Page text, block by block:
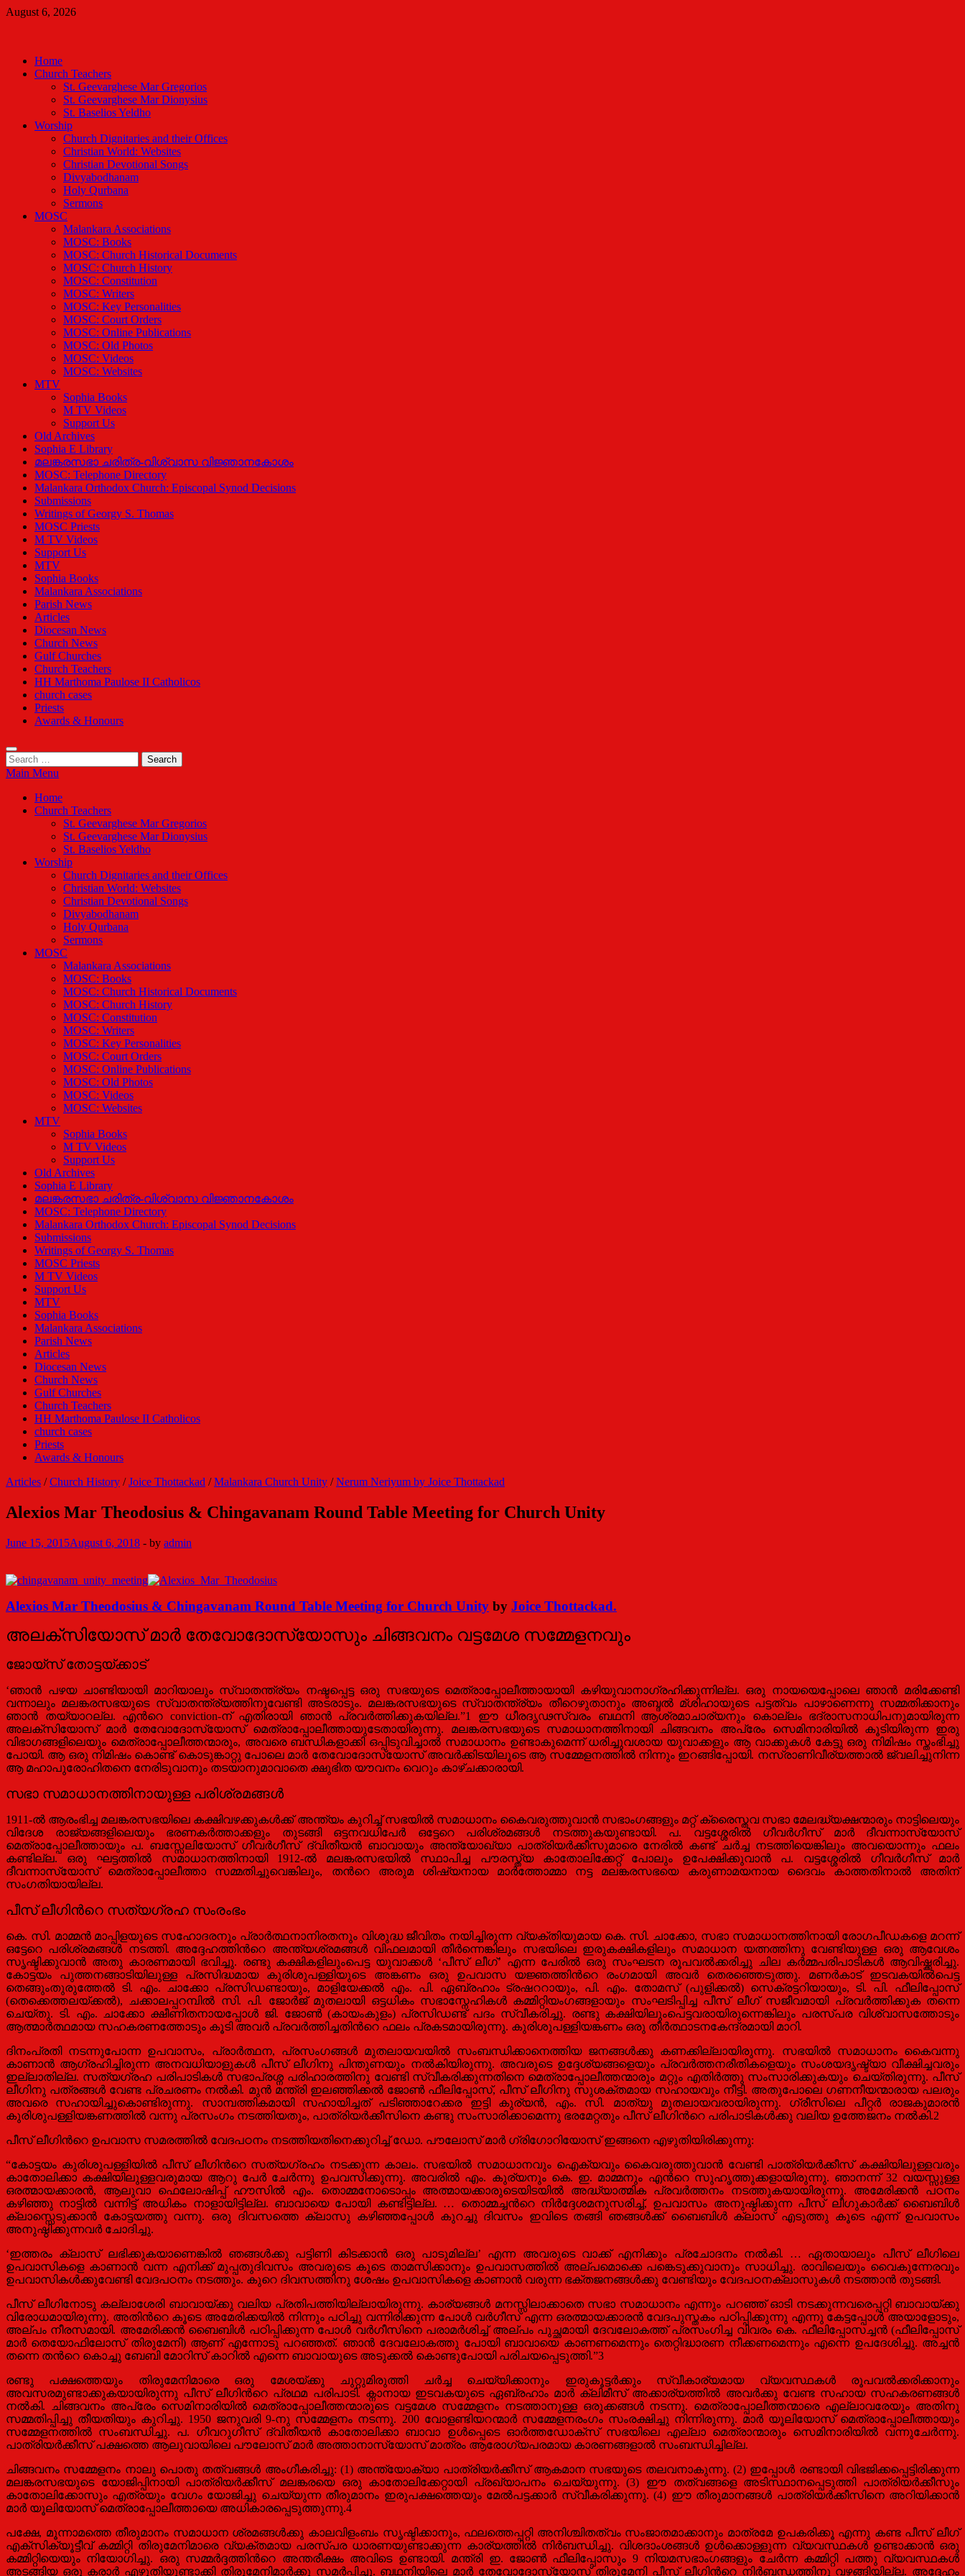
Skip
August 6, 2026
Home
Church Teachers
St. Geevarghese Mar Gregorios
St. Geevarghese Mar Dionysius
St. Baselios Yeldho
Worship
Church Dignitaries and their Offices
Christian World: Websites
Christian Devotional Songs
Divyabodhanam
Holy Qurbana
Sermons
MOSC
Malankara Associations
MOSC: Books
MOSC: Church Historical Documents
MOSC: Church History
MOSC: Constitution
MOSC: Writers
MOSC: Key Personalities
MOSC: Court Orders
MOSC: Online Publications
MOSC: Old Photos
MOSC: Videos
MOSC: Websites
MTV
Sophia Books
M TV Videos
Support Us
Old Archives
Sophia E Library
മലങ്കരസഭാ ചരിത്ര-വിശ്വാസ വിജ്ഞാനകോശം
MOSC: Telephone Directory
Malankara Orthodox Church: Episcopal Synod Decisions
Submissions
Writings of Georgy S. Thomas
MOSC Priests
M TV Videos
Support Us
MTV
Sophia Books
Malankara Associations
Parish News
Articles
Diocesan News
Church News
Gulf Churches
Church Teachers
HH Marthoma Paulose II Catholicos
church cases
Priests
Awards & Honours
Search
for:
Main Menu
Home
Church Teachers
St. Geevarghese Mar Gregorios
St. Geevarghese Mar Dionysius
St. Baselios Yeldho
Worship
Church Dignitaries and their Offices
Christian World: Websites
Christian Devotional Songs
Divyabodhanam
Holy Qurbana
Sermons
MOSC
Malankara Associations
MOSC: Books
MOSC: Church Historical Documents
MOSC: Church History
MOSC: Constitution
MOSC: Writers
MOSC: Key Personalities
MOSC: Court Orders
MOSC: Online Publications
MOSC: Old Photos
MOSC: Videos
MOSC: Websites
MTV
Sophia Books
M TV Videos
Support Us
Old Archives
Sophia E Library
മലങ്കരസഭാ ചരിത്ര-വിശ്വാസ വിജ്ഞാനകോശം
MOSC: Telephone Directory
Malankara Orthodox Church: Episcopal Synod Decisions
Submissions
Writings of Georgy S. Thomas
MOSC Priests
M TV Videos
Support Us
MTV
Sophia Books
Malankara Associations
Parish News
Articles
Diocesan News
Church News
Gulf Churches
Church Teachers
HH Marthoma Paulose II Catholicos
church cases
Priests
Awards & Honours
Articles /Church History /Joice Thottackad /Malankara Church Unity /Nerum Neriyum by Joice Thottackad
Alexios Mar Theodosius & Chingavanam Round Table Meeting for Church Unity
June 15, 2015August 6, 2018 - by admin
Alexios Mar Theodosius & Chingavanam Round Table Meeting for Church Unity by Joice Thottackad.
അലക്സിയോസ് മാര്‍ തേവോദോസ്യോസും ചിങ്ങവനം വട്ടമേശ സമ്മേളനവും
ജോയ്സ് തോട്ടയ്ക്കാട്
‘ഞാന്‍ പഴയ ചാണ്ടിയായി മാറിയാലും സ്വാതന്ത്ര്യം നഷ്ടപ്പെട്ട ഒരു സഭയുടെ മെത്രാപ്പോലീത്തായായി കഴിയുവാനാഗ്രഹിക്കുന്നില്ല. ഒരു നായയെപ്പോലെ ഞാന്‍ മരിക്കേണ്ടി
വന്നാലും മലങ്കരസഭയുടെ സ്വാതന്ത്ര്യത്തിനുവേണ്ടി അടരാടും. മലങ്കരസഭയുടെ സ്വാതന്ത്ര്യം തീറെഴുതാനും അബ്ദല്‍ മ്ശിഹായുടെ പട്ടത്വം പാഴാണെന്നു സമ്മതിക്കാനും
ഞാന്‍ തയ്യാറല്ല. എന്‍റെ conviction-ന് എതിരായി ഞാന്‍ പ്രവര്‍ത്തിക്കുകയില്ല.”1 ഈ ധീരദൃഢസ്വരം ബഥനി ആശ്രമാചാര്യനും കൊല്ലം ഭദ്രാസനാധിപനുമായിരുന്ന
അലക്സിയോസ് മാര്‍ തേവോദോസ്യോസ് മെത്രാപ്പോലീത്തായുടേതായിരുന്നു. മലങ്കരസഭയുടെ സമാധാനത്തിനായി ചിങ്ങവനം അപ്രേം സെമിനാരിയില്‍ കൂടിയിരുന്ന ഇരു
വിഭാഗങ്ങളിലെയും മെത്രാപ്പോലീത്തന്മാരും, അവരെ ബന്ധികളാക്കി ഒപ്പിടുവിച്ചാല്‍ സമാധാനം ഉണ്ടാകുമെന്ന് ധരിച്ചുവശായ യുവാക്കളും ആ വാക്കുകള്‍ കേട്ടു ഒരു നിമിഷം സ്തംഭിച്ചു
പോയി. ആ ഒരു നിമിഷം കൊണ്ട് കൊടുങ്കാറ്റു പോലെ മാര്‍ തേവോദോസ്യോസ് അവര്‍ക്കിടയിലൂടെ ആ സമ്മേളനത്തില്‍ നിന്നും ഇറങ്ങിപ്പോയി. നസ്രാണിവീര്യത്താല്‍ ജ്വലിച്ചുനിന്ന
ആ മഹാപുരോഹിതനെ നേരിടുവാനും തടയാനുമാവാതെ ക്ഷുഭിത യൗവനം വെറും കാഴ്ചക്കാരായി.
സഭാ സമാധാനത്തിനായുള്ള പരിശ്രമങ്ങള്‍
1911-ല്‍ ആരംഭിച്ച മലങ്കരസഭയിലെ കക്ഷിവഴക്കുകള്‍ക്ക് അന്ത്യം കുറിച്ച് സഭയില്‍ സമാധാനം കൈവരുത്തുവാന്‍ സഭാംഗങ്ങളും മറ്റ് ക്രൈസ്തവ സഭാ മേലദ്ധ്യക്ഷന്മാരും നാട്ടിലെയും
വിദേശ രാജ്യങ്ങളിലെയും ഭരണകര്‍ത്താക്കളും തുടങ്ങി ഒട്ടനവധിപേര്‍ ഒട്ടേറെ പരിശ്രമങ്ങള്‍ നടത്തുകയുണ്ടായി. പ. വട്ടശ്ശേരില്‍ ഗീവര്‍ഗീസ് മാര്‍ ദീവന്നാസ്യോസ്
മെത്രാപ്പോലീത്തായും പ. ബസ്സേലിയോസ് ഗീവര്‍ഗീസ് ദ്വിതീയന്‍ ബാവായും അന്ത്യോഖ്യാ പാത്രിയര്‍ക്കീസുമാരെ നേരില്‍ കണ്ട് ചര്‍ച്ച നടത്തിയെങ്കിലും അവയൊന്നും ഫലം
കണ്ടില്ല. ഒരു ഘട്ടത്തില്‍ സമാധാനത്തിനായി 1912-ല്‍ മലങ്കരസഭയില്‍ സ്ഥാപിച്ച പൗരസ്ത്യ കാതോലിക്കേറ്റ് പോലും ഉപേക്ഷിക്കുവാന്‍ പ. വട്ടശ്ശേരില്‍ ഗീവര്‍ഗീസ് മാര്‍
ദീവന്നാസ്യോസ് മെത്രാപ്പോലീത്താ സമ്മതിച്ചുവെങ്കിലും, തന്‍റെ അരുമ ശിഷ്യനായ മാര്‍ത്തോമ്മാ നട്ട മലങ്കരസഭയെ കരുണാമയനായ ദൈവം കാത്തതിനാല്‍ അതിന്
സംഗതിയായില്ല.
പീസ് ലീഗിന്‍റെ സത്യഗ്രഹ സംരംഭം
കെ. സി. മാമ്മന്‍ മാപ്പിളയുടെ സഹോദരനും പ്രാര്‍ത്ഥനാനിരതനും വിശുദ്ധ ജീവിതം നയിച്ചിരുന്ന വ്യക്തിയുമായ കെ. സി. ചാക്കോ, സഭാ സമാധാനത്തിനായി രോഗപീഡകളെ മറന്ന്
ഒട്ടേറെ പരിശ്രമങ്ങള്‍ നടത്തി. അദ്ദേഹത്തിന്‍റെ അന്ത്യശ്രമങ്ങള്‍ വിഫലമായി തീര്‍ന്നെങ്കിലും സഭയിലെ ഇരുകക്ഷികളിലും സമാധാന യത്നത്തിനു വേണ്ടിയുള്ള ഒരു ആവേശം
സൃഷ്ടിക്കുവാന്‍ അതു കാരണമായി ഭവിച്ചു. രണ്ടു കക്ഷികളിലുംപെട്ട യുവാക്കള്‍ ‘പീസ് ലീഗ്’ എന്ന പേരില്‍ ഒരു സംഘടന രൂപവല്‍ക്കരിച്ചു ചില കര്‍മ്മപരിപാടികള്‍ ആവിഷ്ക്കരിച്ചു.
കോട്ടയം പുത്തനങ്ങാടിയിലുള്ള പ്രസിദ്ധമായ കുരിശുപള്ളിയുടെ അങ്കണം ഒരു ഉപവാസ യജ്ഞത്തിന്‍റെ രംഗമായി അവര്‍ തെരഞ്ഞെടുത്തു. മണര്‍കാട് ഇടവകയില്‍പെട്ട
തെങ്ങുംതുരുത്തേല്‍ ടി. എം. ചാക്കോ പ്രസിഡണ്ടായും, മാളിയേക്കല്‍ എം. പി. ഏബ്രഹാം ട്രഷററായും, പി. എം. തോമസ് (പുളിക്കല്‍) സെക്രട്ടറിയായും, ടി. പി. ഫീലിപ്പോസ്
(തെക്കെത്തലയ്ക്കല്‍), ചക്കാലപ്പറമ്പില്‍ സി. പി. ജോര്‍ജ് മുതലായി ഒട്ടധികം സഭാസ്നേഹികള്‍ കമ്മിറ്റിയംഗങ്ങളായും സംഘടിപ്പിച്ച പീസ് ലീഗ് സജീവമായി പ്രവര്‍ത്തിക്കുക തന്നെ
ചെയ്തു. ടി. എം. ചാക്കോ ക്ഷീണിതനായപ്പോള്‍ ജി. ജോണ്‍ (കായംകുളം) പ്രസിഡണ്ട് പദം സ്വീകരിച്ചു. രണ്ടു കക്ഷിയിലുംപെട്ടവരായിരുന്നെങ്കിലും പരസ്പര വിശ്വാസത്തോടും
ആത്മാര്‍ത്ഥമായ സഹകരണത്തോടും കൂടി അവര്‍ പ്രവര്‍ത്തിച്ചതിന്‍റെ ഫലം പ്രകടമായിരുന്നു. കുരിശുപള്ളിയങ്കണം ഒരു തീര്‍ത്ഥാടനകേന്ദ്രമായി മാറി.
ദിനംപ്രതി നടന്നുപോന്ന ഉപവാസം, പ്രാര്‍ത്ഥന, പ്രസംഗങ്ങള്‍ മുതലായവയില്‍ സംബന്ധിക്കാനെത്തിയ ജനങ്ങള്‍ക്കു കണക്കില്ലായിരുന്നു. സഭയില്‍ സമാധാനം കൈവന്നു
കാണാന്‍ ആഗ്രഹിച്ചിരുന്ന അനവധിയാളുകള്‍ പീസ് ലീഗിനു പിന്തുണയും നല്‍കിയിരുന്നു. അവരുടെ ഉദ്ദേശ്യങ്ങളെയും പ്രവര്‍ത്തനരീതികളെയും സംശയദൃഷ്ട്യാ വീക്ഷിച്ചവരും
ഇല്ലാതില്ല. സത്യഗ്രഹ പരിപാടികള്‍ സഭാപ്രശ്ന പരിഹാരത്തിനു വേണ്ടി സ്വീകരിക്കുന്നതിനെ മെത്രാപ്പോലീത്തന്മാരും മറ്റും എതിര്‍ത്തു സംസാരിക്കുകയും ചെയ്തിരുന്നു. പീസ്
ലീഗിനു പത്രങ്ങള്‍ വേണ്ട പ്രചരണം നല്‍കി. മുന്‍ മന്ത്രി ഇലഞ്ഞിക്കല്‍ ജോണ്‍ ഫീലിപ്പോസ്, പീസ് ലീഗിനു സുശക്തമായ സഹായവും നീട്ടി. അതുപോലെ ഗണനീയന്മാരായ പലരും
അവരെ സഹായിച്ചുകൊണ്ടിരുന്നു. സാമ്പത്തികമായി സഹായിച്ചത് പടിഞ്ഞാറേക്കര ഇട്ടി കുര്യന്‍, എം. സി. മാത്യു മുതലായവരായിരുന്നു. ഗ്രീസിലെ പീറ്റര്‍ രാജകുമാരന്‍
കുരിശുപള്ളിയങ്കണത്തില്‍ വന്നു പ്രസംഗം നടത്തിയതും, പാത്രിയര്‍ക്കീസിനെ കണ്ടു സംസാരിക്കാമെന്നു ഭരമേറ്റതും പീസ് ലീഗിന്‍റെ പരിപാടികള്‍ക്കു വലിയ ഉത്തേജനം നല്‍കി.2
പീസ് ലീഗിന്‍റെ ഉപവാസ സമരത്തില്‍ വേദപഠനം നടത്തിയതിനെക്കുറിച്ച് ഡോ. പൗലോസ് മാര്‍ ഗ്രിഗോറിയോസ് ഇങ്ങനെ എഴുതിയിരിക്കുന്നു:
“കോട്ടയം കുരിശുപള്ളിയില്‍ പീസ് ലീഗിന്‍റെ സത്യഗ്രഹം നടക്കുന്ന കാലം. സഭയില്‍ സമാധാനവും ഐക്യവും കൈവരുത്തുവാന്‍ വേണ്ടി പാത്രിയര്‍ക്കീസ് കക്ഷിയിലുള്ളവരും
കാതോലിക്കാ കക്ഷിയിലുള്ളവരുമായ ആറു പേര്‍ ചേര്‍ന്നു ഉപവസിക്കുന്നു. അവരില്‍ എം. കുര്യനും കെ. ഇ. മാമ്മനും എന്‍റെ സുഹൃത്തുക്കളായിരുന്നു. ഞാനന്ന് 32 വയസ്സുള്ള
ഒരത്മായക്കാരന്‍, ആലുവാ ഫെലോഷിപ്പ് ഹൗസില്‍ എം. തൊമ്മനോടൊപ്പം അത്മായക്കാരുടെയിടയില്‍ അദ്ധ്യാത്മിക പ്രവര്‍ത്തനം നടത്തുകയായിരുന്നു. അമേരിക്കന്‍ പഠനം
കഴിഞ്ഞു നാട്ടില്‍ വന്നിട്ട് അധികം നാളായിട്ടില്ല. ബാവായെ പോയി കണ്ടിട്ടില്ല. … തൊമ്മച്ചന്‍റെ നിര്‍ദ്ദേശമനുസരിച്ച്, ഉപവാസം അനുഷ്ഠിക്കുന്ന പീസ് ലീഗുകാര്‍ക്ക് ബൈബിള്‍
ക്ലാസ്സെടുക്കാന്‍ കോട്ടയത്തു വന്നു. ഒരു ദിവസത്തെ ക്ലാസു കഴിഞ്ഞപ്പോള്‍ കുറച്ചു ദിവസം ഇവിടെ തങ്ങി ഞങ്ങള്‍ക്ക് ബൈബിള്‍ ക്ലാസ് എടുത്തു കൂടെ എന്ന് ഉപവാസം
അനുഷ്ഠിക്കുന്നവര്‍ ചോദിച്ചു.
‘ഇത്തരം ക്ലാസ് ലഭിക്കുകയാണെങ്കില്‍ ഞങ്ങള്‍ക്കു പട്ടിണി കിടക്കാന്‍ ഒരു പാടുമില്ല’ എന്ന അവരുടെ വാക്ക് എനിക്കും പ്രചോദനം നല്‍കി. … ഏതായാലും പീസ് ലീഗിലെ
ഉപവാസികളെ കാണാന്‍ വന്ന എനിക്ക് മുപ്പതുദിവസം അവരുടെ കൂടെ താമസിക്കാനും ഉപവാസത്തില്‍ അല്പമൊക്കെ പങ്കെടുക്കുവാനും സാധിച്ചു. രാവിലെയും വൈകുന്നേരവും
ഉപവാസികള്‍ക്കുവേണ്ടി വേദപഠനം നടത്തും. കുറെ ദിവസത്തിനു ശേഷം ഉപവാസികളെ കാണാന്‍ വരുന്ന ഭക്തജനങ്ങള്‍ക്കു വേണ്ടിയും വേദപഠനക്ലാസുകള്‍ നടത്താന്‍ തുടങ്ങി.
പീസ് ലീഗിനോടു കല്ലാശേരി ബാവായ്ക്കു വലിയ പ്രതിപത്തിയില്ലായിരുന്നു. കാര്യങ്ങള്‍ മനസ്സിലാക്കാതെ സഭാ സമാധാനം എന്നും പറഞ്ഞ് ഓടി നടക്കുന്നവരെപ്പറ്റി ബാവായ്ക്കു
വിരോധമായിരുന്നു. അതിന്‍റെ കൂടെ അമേരിക്കയില്‍ നിന്നും പഠിച്ചു വന്നിരിക്കുന്ന പോള്‍ വര്‍ഗീസ് എന്ന ഒരത്മായക്കാരന്‍ വേദപുസ്തകം പഠിപ്പിക്കുന്നു എന്നു കേട്ടപ്പോള്‍ അയാളോടും,
അല്പം നീരസമായി. അമേരിക്കന്‍ ബൈബിള്‍ പഠിപ്പിക്കുന്ന പോള്‍ വര്‍ഗീസിനെ പരാമര്‍ശിച്ച് അല്പം പുച്ഛമായി ദേവലോകത്ത് പ്രസംഗിച്ച വിവരം കെ. ഫീലിപ്പോസച്ചന്‍ (ഫീലിപ്പോസ്
മാര്‍ തെയോഫിലോസ് തിരുമേനി) ആണ് എന്നോടു പറഞ്ഞത്. ഞാന്‍ ദേവലോകത്തു പോയി ബാവായെ കാണണമെന്നും തെറ്റിദ്ധാരണ നീക്കണമെന്നും എന്നെ ഉപദേശിച്ചു. അച്ചന്‍
തന്നെ തന്‍റെ കൊച്ചു ബേബി മോറിസ് കാറില്‍ എന്നെ ബാവായുടെ അടുക്കല്‍ കൊണ്ടുപോയി പരിചയപ്പെടുത്തി.”3
രണ്ടു പക്ഷത്തെയും തിരുമേനിമാരെ ഒരു മേശയ്ക്കു ചുറ്റുമിരുത്തി ചര്‍ച്ച ചെയ്യിക്കാനും ഇരുകൂട്ടര്‍ക്കും സ്വീകാര്യമായ വ്യവസ്ഥകള്‍ രൂപവല്‍ക്കരിക്കാനും
അവസരമുണ്ടാക്കുകയായിരുന്നു പീസ് ലീഗിന്‍റെ പ്രഥമ പരിപാടി. ക്നാനായ ഇടവകയുടെ ഏബ്രഹാം മാര്‍ ക്ലിമീസ് അക്കാര്യത്തില്‍ അവര്‍ക്കു വേണ്ട സഹായ സഹകരണങ്ങള്‍
നല്‍കി. ചിങ്ങവനം അപ്രേം സെമിനാരിയില്‍ മെത്രാപ്പോലീത്തന്മാരുടെ വട്ടമേശ സമ്മേളനം നടത്താനുള്ള ഒരുക്കങ്ങള്‍ നടന്നു. മെത്രാപ്പോലീത്തന്മാരെ എല്ലാവരേയും അതിനു
സമ്മതിപ്പിച്ചു തീയതിയും കുറിച്ചു. 1950 ജനുവരി 9-നു സമ്മേളനം നടന്നു. 200 വോളണ്ടിയറന്മാര്‍ സമ്മേളനരംഗം സംരക്ഷിച്ചു നിന്നിരുന്നു. മാര്‍ യൂലിയോസ് മെത്രാപ്പോലീത്തായും
സമ്മേളനത്തില്‍ സംബന്ധിച്ചു. പ. ഗീവറുഗീസ് ദ്വിതീയന്‍ കാതോലിക്കാ ബാവാ ഉള്‍പ്പെടെ ഓര്‍ത്തഡോക്സ് സഭയിലെ എല്ലാ മെത്രാന്മാരും സെമിനാരിയില്‍ വന്നുചേര്‍ന്നു.
പാത്രിയര്‍ക്കീസ് പക്ഷത്തെ ആലുവായിലെ പൗലോസ് മാര്‍ അത്താനാസ്യോസ് മാത്രം ആരോഗ്യപരമായ കാരണങ്ങളാല്‍ സംബന്ധിച്ചില്ല.
ചിങ്ങവനം സമ്മേളനം നാലു പൊതു തത്വങ്ങള്‍ അംഗീകരിച്ചു: (1) അന്ത്യോക്യാ പാത്രിയര്‍ക്കീസ് ആകമാന സഭയുടെ തലവനാകുന്നു. (2) ഇപ്പോള്‍ രണ്ടായി വിഭജിക്കപ്പെട്ടിരിക്കുന്ന
മലങ്കരസഭയുടെ യോജിപ്പിനായി പാത്രിയര്‍ക്കീസ് മലങ്കരയെ ഒരു കാതോലിക്കേറ്റായി പ്രഖ്യാപനം ചെയ്യുന്നു. (3) ഈ തത്വങ്ങളെ അടിസ്ഥാനപ്പെടുത്തി പാത്രിയര്‍ക്കീസും
കാതോലിക്കോസും എത്രയും വേഗം യോജിച്ചു ചെയ്യുന്ന തീരുമാനം ഇരുപക്ഷത്തെയും മേല്‍പട്ടക്കാര്‍ സ്വീകരിക്കുന്നു. (4) ഈ തീരുമാനങ്ങള്‍ പാത്രിയര്‍ക്കീസിനെ അറിയിക്കാന്‍
മാര്‍ യൂലിയോസ് മെത്രാപ്പോലീത്തായെ അധികാരപ്പെടുത്തുന്നു.4
പക്ഷേ, മൂന്നാമത്തെ തീരുമാനം സമാധാന ശ്രമങ്ങള്‍ക്കു കാലവിളംബം സൃഷ്ടിക്കാനും, ഫലത്തെപ്പറ്റി അനിശ്ചിതത്വം സംജാതമാക്കാനും മാത്രമേ ഉപകരിക്കൂ എന്നു കണ്ട പീസ് ലീഗ്
എക്സിക്യൂട്ടീവ് കമ്മിറ്റി തിരുമേനിമാരെ വ്യക്തമായ പരസ്പര ധാരണയുണ്ടാക്കുന്ന കാര്യത്തില്‍ നിര്‍ബന്ധിച്ചു. വിശദാംശങ്ങള്‍ ഉള്‍ക്കൊള്ളുന്ന വ്യവസ്ഥകള്‍ ഉണ്ടാക്കാന്‍ ഒരു
കമ്മിറ്റിയെയും നിയോഗിച്ചു. ഒരു സമ്മര്‍ദ്ദത്തിന്‍റെ അന്തരീക്ഷം അവിടെ ഉണ്ടായി. മന്ത്രി ഇ. ജോണ്‍ ഫീലിപ്പോസും 9 നിയമസഭാംഗങ്ങളും ചേര്‍ന്ന കമ്മിറ്റി പത്തു വ്യവസ്ഥകള്‍
അടങ്ങിയ ഒരു കരാര്‍ എഴുതിയുണ്ടാക്കി തിരുമേനിമാര്‍ക്കു സമര്‍പ്പിച്ചു. ബഥനിയിലെ മാര്‍ തേവോദോസ്യോസ് തിരുമേനി പീസ് ലീഗിന്‍റെ നിര്‍ബന്ധത്തിനു വഴങ്ങിയില്ല. അദ്ദേഹം